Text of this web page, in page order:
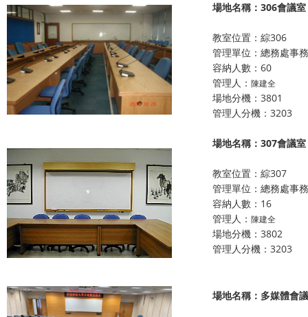
場地名稱：306會議室
教室位置：綜306
管理單位：總務處事
容納人數：60
管理人： 陳建全
場地分機：3801
管理人分機：3203
場地名稱：307會議室
教室位置：綜307
管理單位：總務處事
容納人數：16
管理人： 陳建全
場地分機：3802
管理人分機：3203
場地名稱：多媒體會